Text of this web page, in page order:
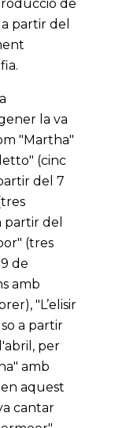
de
partir del
la va
"Martha"
(cinc
del 7
partir del
(tres
de
amb
"L’elisir
a partir
per
amb
aquest
cantar